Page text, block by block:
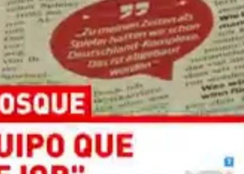
WhatsappFacebook
X Flipboard
a
Alemania.